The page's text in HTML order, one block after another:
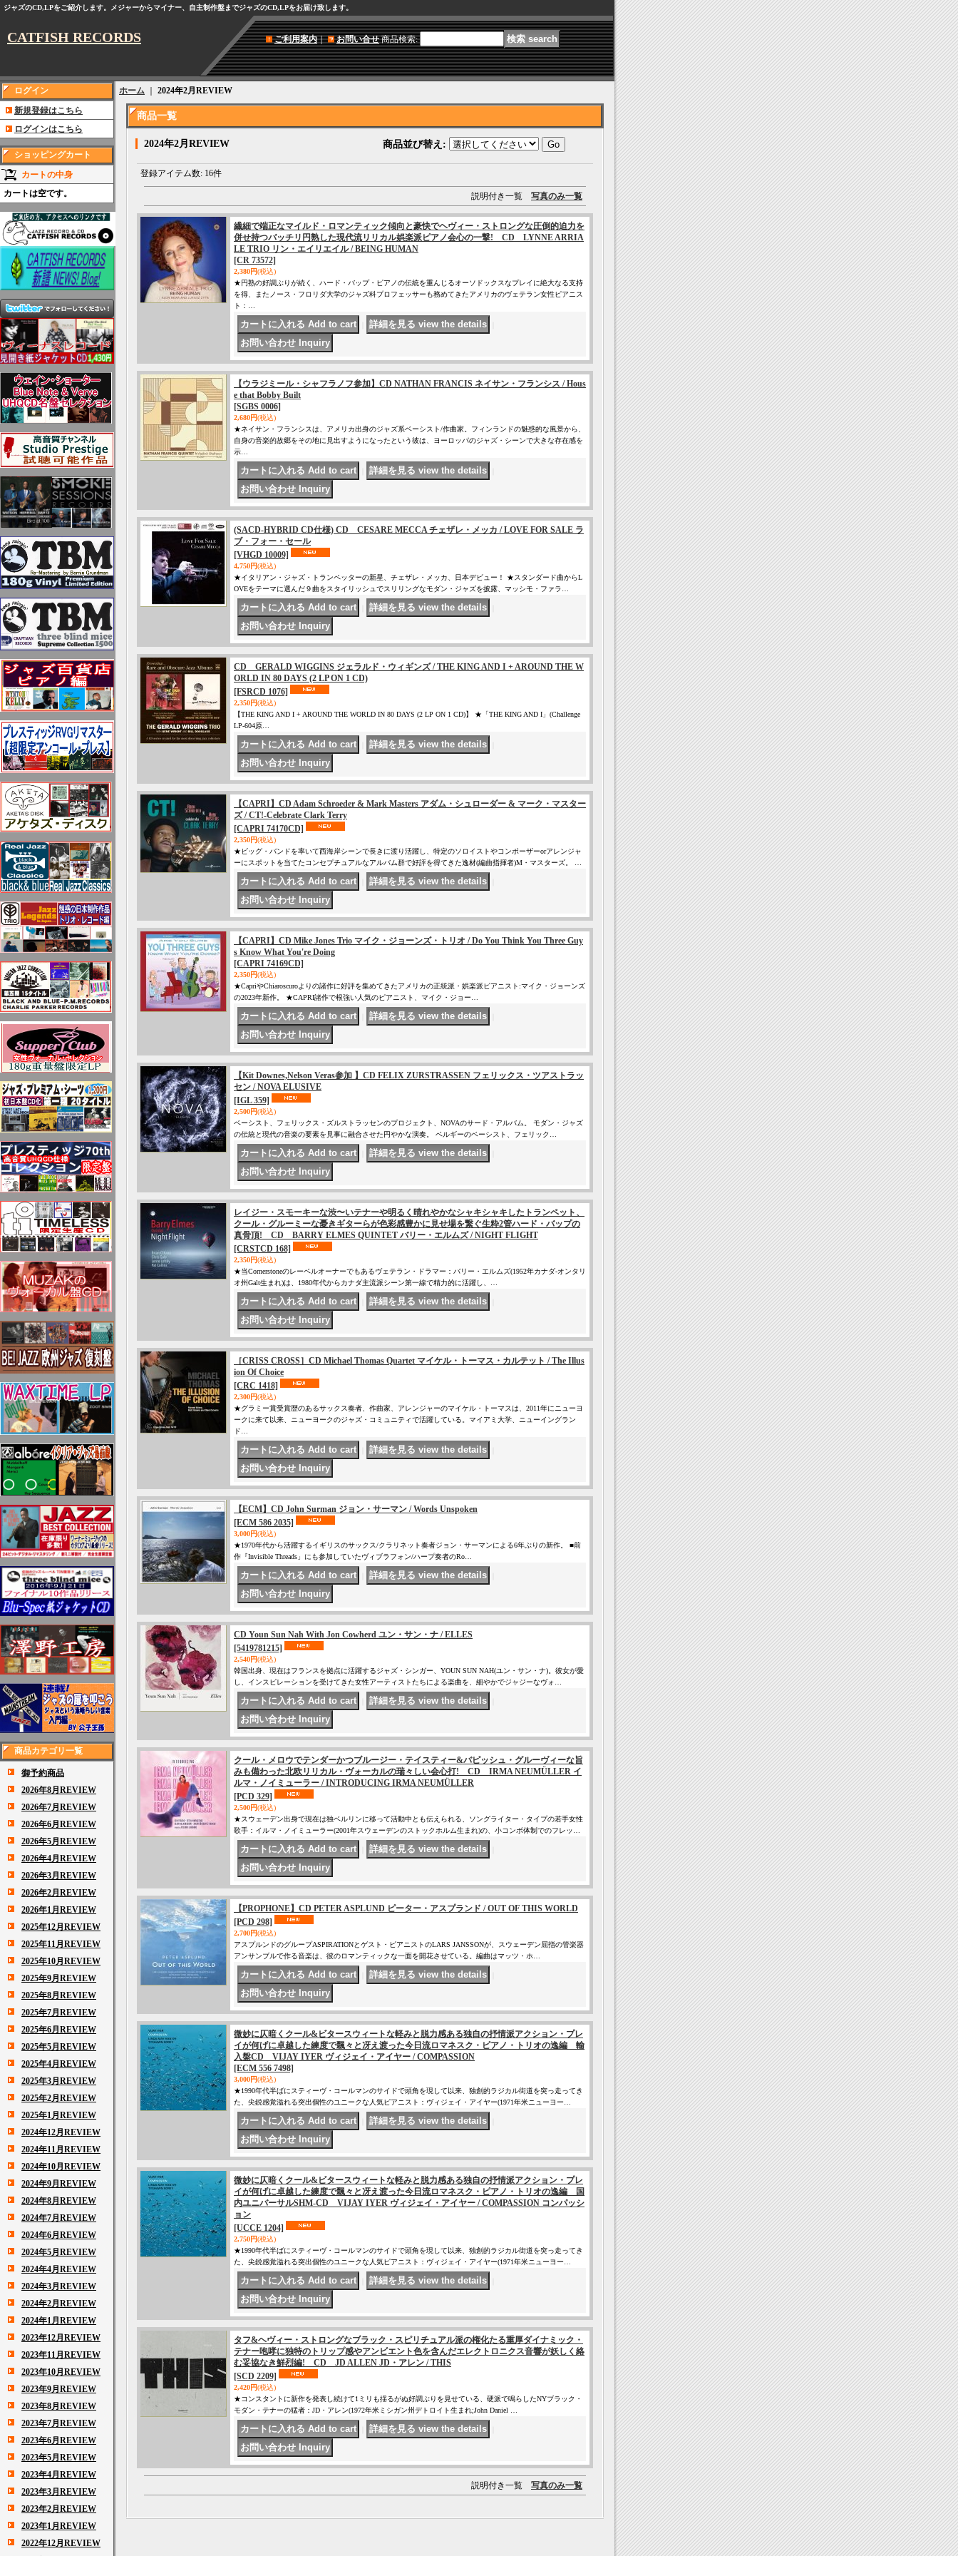
ジャズのCD,LPをご紹介します。メジャーからマイナー、自主制作盤までジャズのCD,LPをお届け致します。
CATFISH RECORDS ご利用案内｜ お問い合せ 商品検索:
ログイン
新規登録はこちら
ログインはこちら
ショッピングカート
カートの中身
カートは空です。
商品カテゴリ一覧
御予約商品
2026年8月REVIEW
2026年7月REVIEW
2026年6月REVIEW
2026年5月REVIEW
2026年4月REVIEW
2026年3月REVIEW
2026年2月REVIEW
2026年1月REVIEW
2025年12月REVIEW
2025年11月REVIEW
2025年10月REVIEW
2025年9月REVIEW
2025年8月REVIEW
2025年7月REVIEW
2025年6月REVIEW
2025年5月REVIEW
2025年4月REVIEW
2025年3月REVIEW
2025年2月REVIEW
2025年1月REVIEW
2024年12月REVIEW
2024年11月REVIEW
2024年10月REVIEW
2024年9月REVIEW
2024年8月REVIEW
2024年7月REVIEW
2024年6月REVIEW
2024年5月REVIEW
2024年4月REVIEW
2024年3月REVIEW
2024年2月REVIEW
2024年1月REVIEW
2023年12月REVIEW
2023年11月REVIEW
2023年10月REVIEW
2023年9月REVIEW
2023年8月REVIEW
2023年7月REVIEW
2023年6月REVIEW
2023年5月REVIEW
2023年4月REVIEW
2023年3月REVIEW
2023年2月REVIEW
2023年1月REVIEW
2022年12月REVIEW
ホーム 2024年2月REVIEW
商品一覧
2024年2月REVIEW 商品並び替え :
登録アイテム数: 16件
説明付き一覧 写真のみ一覧
繊細で端正なマイルド・ロマンティック傾向と豪快でヘヴィー・ストロングな圧倒的迫力を
併せ持つバッチリ円熟した現代流リリカル娯楽派ピアノ会心の一撃! CD LYNNE ARRIA
LE TRIO リン・エイリエイル / BEING HUMAN
[CR 73572]
2,380円(税込)
★円熟の好調ぶりが続く、ハード・バップ・ピアノの伝統を重んじるオーソドックスなプレイに絶大なる支持
を得、またノース・フロリダ大学のジャズ科プロフェッサーも務めてきたアメリカのヴェテラン女性ピアニス
ト：…
【ウラジミール・シャフラノフ参加】CD NATHAN FRANCIS ネイサン・フランシス / Hous
e that Bobby Built
[SGBS 0006]
2,680円(税込)
★ネイサン・フランシスは、アメリカ出身のジャズ系ベーシスト/作曲家。フィンランドの魅惑的な風景から、
自身の音楽的故郷をその地に見出すようになったという彼は、ヨーロッパのジャズ・シーンで大きな存在感を
示…
(SACD-HYBRID CD仕様) CD CESARE MECCA チェザレ・メッカ / LOVE FOR SALE ラ
ブ・フォー・セール
[VHGD 10009]
4,750円(税込)
★イタリアン・ジャズ・トランペッターの新星、チェザレ・メッカ、日本デビュー！ ★スタンダード曲からL
OVEをテーマに選んだ９曲をスタイリッシュでスリリングなモダン・ジャズを披露、マッシモ・ファラ…
CD GERALD WIGGINS ジェラルド・ウィギンズ / THE KING AND I + AROUND THE W
ORLD IN 80 DAYS (2 LP ON 1 CD)
[FSRCD 1076]
2,350円(税込)
【THE KING AND I + AROUND THE WORLD IN 80 DAYS (2 LP ON 1 CD)】 ★「THE KING AND I」(Challenge
LP-604原…
【CAPRI】CD Adam Schroeder & Mark Masters アダム・シュローダー & マーク・マスター
ズ / CT!-Celebrate Clark Terry
[CAPRI 74170CD]
2,350円(税込)
★ビッグ・バンドを率いて西海岸シーンで長きに渡り活躍し、特定のソロイストやコンポーザーorアレンジャ
ーにスポットを当てたコンセプチュアルなアルバム群で好評を得てきた逸材(編曲指揮者)M・マスターズ。 …
【CAPRI】CD Mike Jones Trio マイク・ジョーンズ・トリオ / Do You Think You Three Guy
s Know What You're Doing
[CAPRI 74169CD]
2,350円(税込)
★CapriやChiaroscuroよりの諸作に好評を集めてきたアメリカの正統派・娯楽派ピアニスト:マイク・ジョーンズ
の2023年新作。 ★CAPRI諸作で根強い人気のピアニスト、マイク・ジョー…
【Kit Downes,Nelson Veras参加 】CD FELIX ZURSTRASSEN フェリックス・ツアストラッ
セン / NOVA ELUSIVE
[IGL 359]
2,500円(税込)
ベーシスト、フェリックス・ズルストラッセンのプロジェクト、NOVAのサード・アルバム。 モダン・ジャズ
の伝統と現代の音楽の要素を見事に融合させた円やかな演奏。 ベルギーのベーシスト、フェリック…
レイジー・スモーキーな渋〜いテナーや明るく晴れやかなシャキシャキしたトランペット、
クール・グルーミーな憂きギターらが色彩感豊かに見せ場を繋ぐ生粋2管ハード・バップの
真骨頂! CD BARRY ELMES QUINTET バリー・エルムズ / NIGHT FLIGHT
[CRSTCD 168]
2,350円(税込)
★当Cornerstoneのレーベルオーナーでもあるヴェテラン・ドラマー：バリー・エルムズ(1952年カナダ-オンタリ
オ州Galt生まれ)は、1980年代からカナダ主流派シーン第一線で精力的に活躍し、…
［CRISS CROSS］CD Michael Thomas Quartet マイケル・トーマス・カルテット / The Illus
ion Of Choice
[CRC 1418]
2,300円(税込)
★グラミー賞受賞歴のあるサックス奏者、作曲家、アレンジャーのマイケル・トーマスは、2011年にニューヨ
ークに来て以来、ニューヨークのジャズ・コミュニティで活躍している。マイアミ大学、ニューイングラン
ド…
【ECM】CD John Surman ジョン・サーマン / Words Unspoken
[ECM 586 2035]
3,000円(税込)
★1970年代から活躍するイギリスのサックス/クラリネット奏者ジョン・サーマンによる6年ぶりの新作。 ■前
作『Invisible Threads」にも参加していたヴィブラフォン/ハープ奏者のRo…
CD Youn Sun Nah With Jon Cowherd ユン・サン・ナ / ELLES
[5419781215]
2,540円(税込)
韓国出身、現在はフランスを拠点に活躍するジャズ・シンガー、YOUN SUN NAH(ユン・サン・ナ)。彼女が愛
し、インスピレーションを受けてきた女性アーティストたちによる楽曲を、細やかでジャジーなヴォ…
クール・メロウでテンダーかつブルージー・テイスティー&バピッシュ・グルーヴィーな旨
みも備わった北欧リリカル・ヴォーカルの瑞々しい会心打! CD IRMA NEUMÜLLER イ
ルマ・ノイミューラー / INTRODUCING IRMA NEUMÜLLER
[PCD 329]
2,500円(税込)
★スウェーデン出身で現在は独ベルリンに移って活動中とも伝えられる、ソングライター・タイプの若手女性
歌手：イルマ・ノイミューラー(2001年スウェーデンのストックホルム生まれ)の、小コンボ体制でのフレッ…
【PROPHONE】CD PETER ASPLUND ピーター・アスプランド / OUT OF THIS WORLD
[PCD 298]
2,700円(税込)
アスプルンドのグループASPIRATIONとゲスト・ピアニストのLARS JANSSONが、スウェーデン屈指の管楽器
アンサンブルで作る音楽は、彼のロマンティックな一面を開花させている。編曲はマッツ・ホ…
微妙に仄暗くクール&ビタースウィートな軽みと脱力感ある独自の抒情派アクション・プレ
イが何げに卓越した練度で飄々と冴え渡った今日流ロマネスク・ピアノ・トリオの逸編 輸
入盤CD VIJAY IYER ヴィジェイ・アイヤー / COMPASSION
[ECM 556 7498]
3,000円(税込)
★1990年代半ばにスティーヴ・コールマンのサイドで頭角を現して以来、独創的ラジカル街道を突っ走ってき
た、尖鋭感覚溢れる突出個性のユニークな人気ピアニスト：ヴィジェイ・アイヤー(1971年米ニューヨー…
微妙に仄暗くクール&ビタースウィートな軽みと脱力感ある独自の抒情派アクション・プレ
イが何げに卓越した練度で飄々と冴え渡った今日流ロマネスク・ピアノ・トリオの逸編 国
内ユニバーサルSHM-CD VIJAY IYER ヴィジェイ・アイヤー / COMPASSION コンパッシ
ョン
[UCCE 1204]
2,750円(税込)
★1990年代半ばにスティーヴ・コールマンのサイドで頭角を現して以来、独創的ラジカル街道を突っ走ってき
た、尖鋭感覚溢れる突出個性のユニークな人気ピアニスト：ヴィジェイ・アイヤー(1971年米ニューヨー…
タフ&ヘヴィー・ストロングなブラック・スピリチュアル派の権化たる重厚ダイナミック・
テナー咆哮に独特のトリップ感やアンビエント色を含んだエレクトロニクス音響が妖しく絡
む妥協なき鮮烈編! CD JD ALLEN JD・アレン / THIS
[SCD 2209]
2,420円(税込)
★コンスタントに新作を発表し続けて1ミリも揺るがぬ好調ぶりを見せている、硬派で鳴らしたNYブラック・
モダン・テナーの猛者：JD・アレン(1972年米ミシガン州デトロイト生まれ;John Daniel …
説明付き一覧 写真のみ一覧